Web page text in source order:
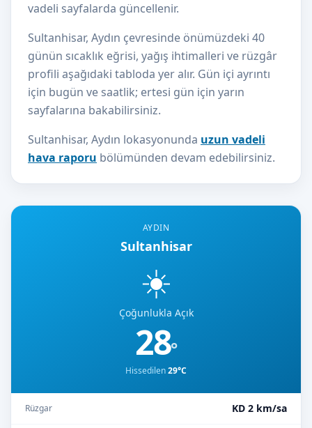
AYDIN
Sultanhisar
☀️
Çoğunlukla Açık
28°
Hissedilen29°C
Rüzgar KD 2 km/sa
vadeli sayfalarda güncellenir.
Sultanhisar, Aydın çevresinde önümüzdeki 40
günün sıcaklık eğrisi, yağış ihtimalleri ve rüzgâr
profili aşağıdaki tabloda yer alır. Gün içi ayrıntı
için bugün ve saatlik; ertesi gün için yarın
sayfalarına bakabilirsiniz.
Sultanhisar, Aydın lokasyonunda uzun vadeli
hava raporu bölümünden devam edebilirsiniz.